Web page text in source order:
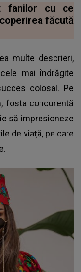
fanilor cu ce
făcută
multe descrieri,
mai îndrăgite
colosal. Pe
fosta concurentă
să impresioneze
de viață, pe care